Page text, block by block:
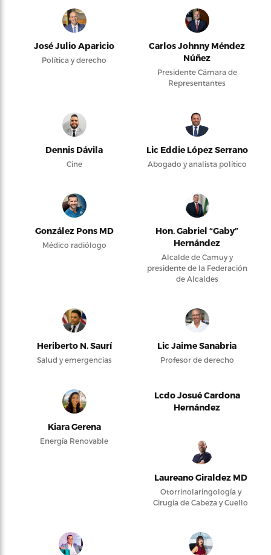
José Julio Aparicio
Política y derecho
Carlos Johnny Méndez
Núñez
Presidente Cámara de
Representantes
Dennis Dávila
Cine
Lic Eddie López Serrano
Abogado y analista político
González Pons MD
Médico radiólogo
Hon. Gabriel “Gaby”
Hernández
Alcalde de Camuy y
presidente de la Federación
de Alcaldes
Heriberto N. Saurí
Salud y emergencias
Lic Jaime Sanabria
Profesor de derecho
Kiara Gerena
Energía Renovable
Lcdo Josué Cardona
Hernández
Laureano Giraldez MD
Otorrinolaringología y
Cirugía de Cabeza y Cuello